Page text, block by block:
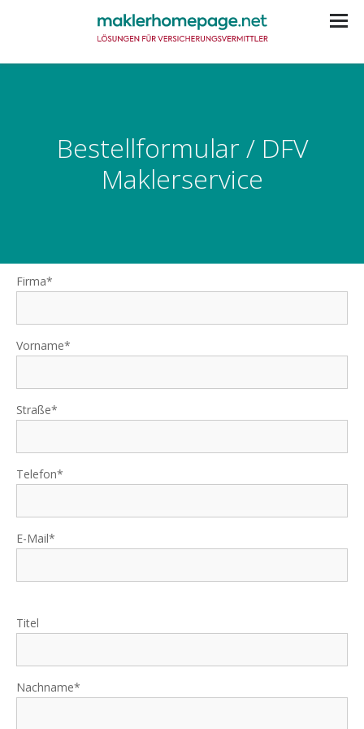
Bestellformular / DFV
Maklerservice
Firma*
Vorname*
Straße*
Telefon*
E-Mail*
Titel
Nachname*